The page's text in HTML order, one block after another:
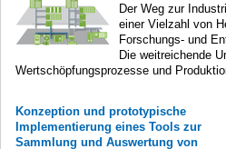
Der Weg zur
einer Vielzahl von
Forschungs- und
Die weitreichende
Wertschöpfungsprozesse und
Konzeption und prototypische
Implementierung eines Tools zur
Sammlung und Auswertung von